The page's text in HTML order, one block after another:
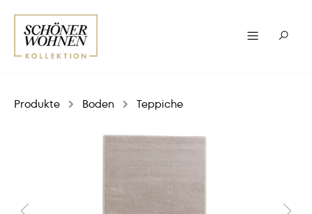
Produkte Boden Teppiche